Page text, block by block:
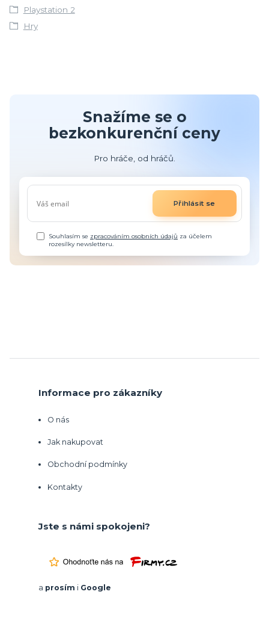
Playstation 2
Hry
Snažíme se o
bezkonkurenční ceny
Pro hráče, od hráčů.
Přihlásit se
Souhlasím se zpracováním osobních údajů za účelem
rozesílky newsletteru.
Informace pro zákazníky
O nás
Jak nakupovat
Obchodní podmínky
Kontakty
Jste s námi spokojeni?
a prosím i Google